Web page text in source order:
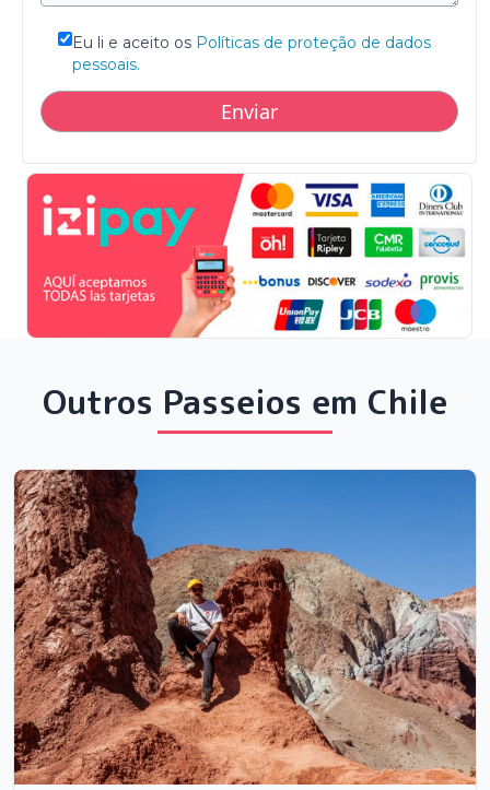
Eu li e aceito os Políticas de proteção de dados
pessoais.
Outros Passeios em Chile